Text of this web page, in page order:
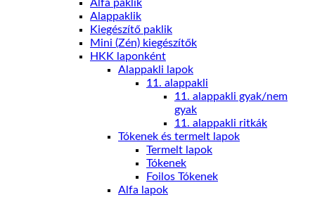
Alfa paklik
Alappaklik
Kiegészítő paklik
Mini (Zén) kiegészítők
HKK laponként
Alappakli lapok
11. alappakli
11. alappakli gyak/nem
gyak
11. alappakli ritkák
Tókenek és termelt lapok
Termelt lapok
Tókenek
Foilos Tókenek
Alfa lapok